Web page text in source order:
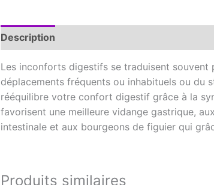
Description
Les inconforts digestifs se traduisent souvent
déplacements fréquents ou inhabituels ou du
rééquilibre votre confort digestif grâce à la
favorisent une meilleure vidange gastrique,
intestinale et aux bourgeons de figuier qui
Produits similaires